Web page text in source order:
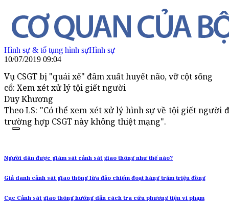
Hình sự & tố tụng hình sựHình sự
10/07/2019 09:04
Vụ CSGT bị "quái xế" đâm xuất huyết não, vỡ cột sống
cổ: Xem xét xử lý tội giết người
Duy Khương
Theo LS: "Có thể xem xét xử lý hình sự về tội giết người
trường hợp CSGT này không thiệt mạng".
Người dân được giám sát cảnh sát giao thông như thế nào?
Giả danh cảnh sát giao thông lừa đảo chiếm đoạt hàng trăm triệu đồng
Cục Cảnh sát giao thông hướng dẫn cách tra cứu phương tiện vi phạm